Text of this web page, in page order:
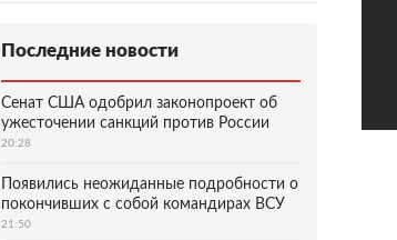
Последние новости
Сенат США одобрил законопроект об
ужесточении санкций против России
20:28
Появились неожиданные подробности о
покончивших с собой командирах ВСУ
21:50